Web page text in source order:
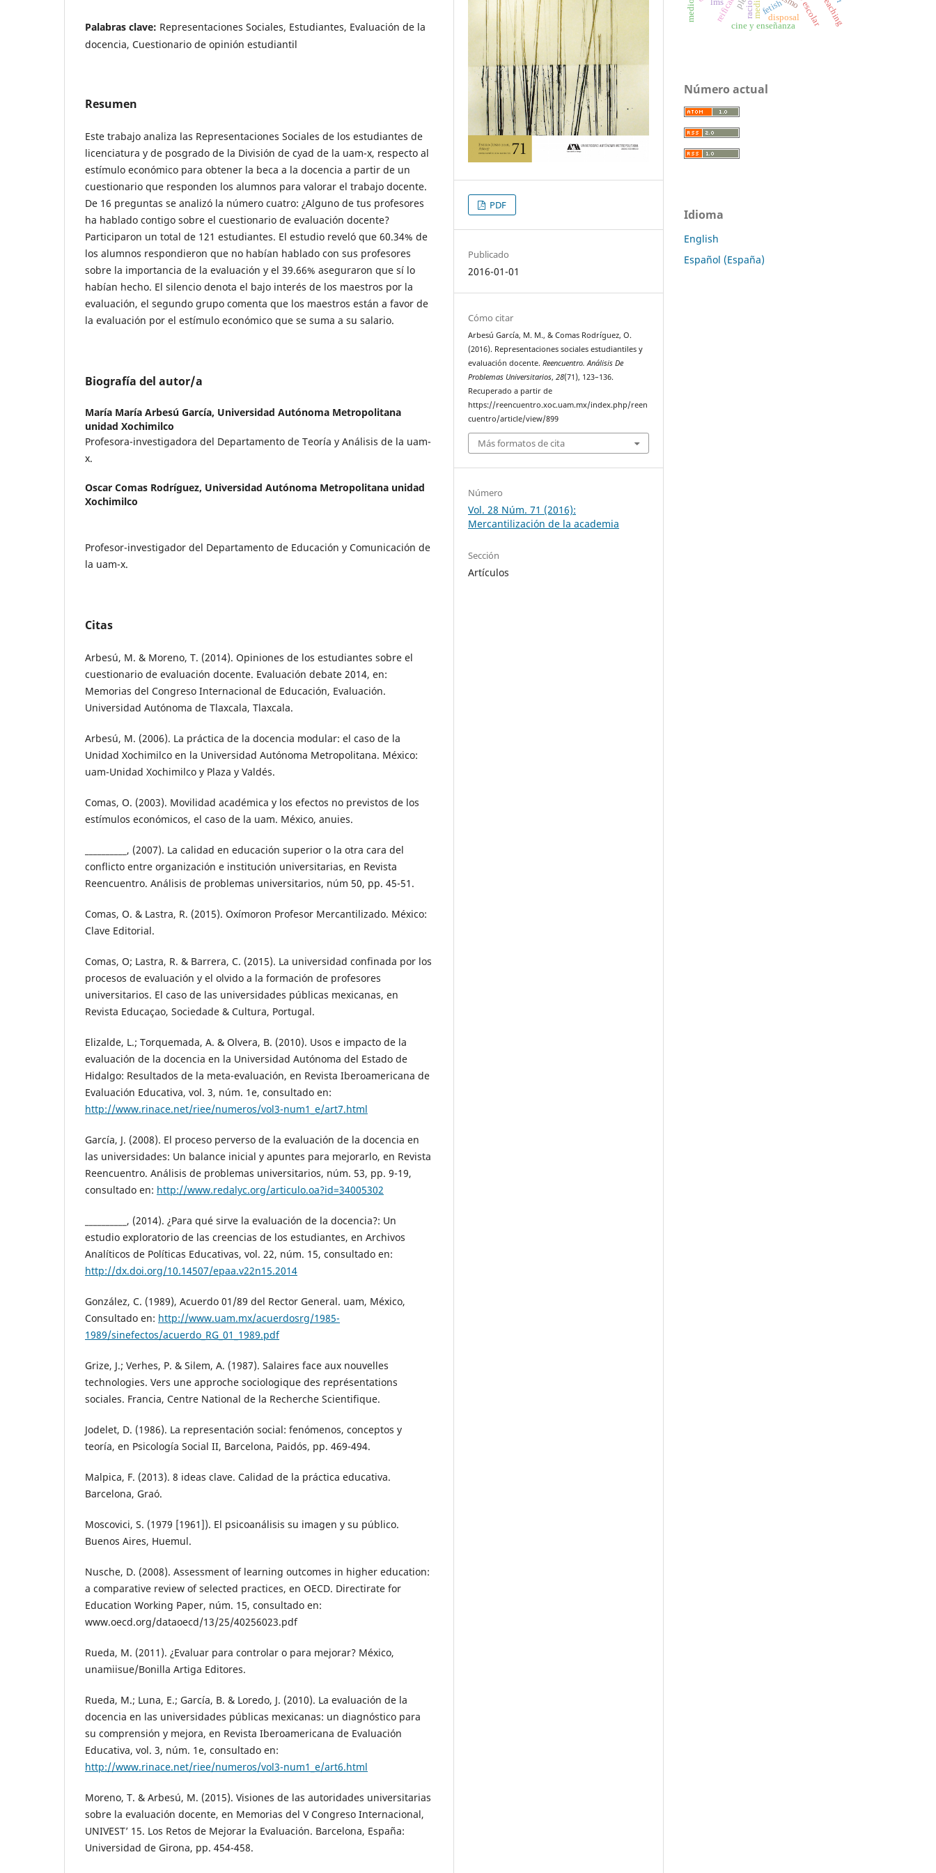
Palabras clave: Representaciones Sociales, Estudiantes, Evaluación de la
docencia, Cuestionario de opinión estudiantil
Resumen
Este trabajo analiza las Representaciones Sociales de los estudiantes de
licenciatura y de posgrado de la División de cyad de la uam-x, respecto al
estímulo económico para obtener la beca a la docencia a partir de un
cuestionario que responden los alumnos para valorar el trabajo docente.
De 16 preguntas se analizó la número cuatro: ¿Alguno de tus profesores
ha hablado contigo sobre el cuestionario de evaluación docente?
Participaron un total de 121 estudiantes. El estudio reveló que 60.34% de
los alumnos respondieron que no habían hablado con sus profesores
sobre la importancia de la evaluación y el 39.66% aseguraron que sí lo
habían hecho. El silencio denota el bajo interés de los maestros por la
evaluación, el segundo grupo comenta que los maestros están a favor de
la evaluación por el estímulo económico que se suma a su salario.
Biografía del autor/a
María María Arbesú García, Universidad Autónoma Metropolitana
unidad Xochimilco
Profesora-investigadora del Departamento de Teoría y Análisis de la uam-
x.
Oscar Comas Rodríguez, Universidad Autónoma Metropolitana unidad
Xochimilco
Profesor-investigador del Departamento de Educación y Comunicación de
la uam-x.
Citas
Arbesú, M. & Moreno, T. (2014). Opiniones de los estudiantes sobre el
cuestionario de evaluación docente. Evaluación debate 2014, en:
Memorias del Congreso Internacional de Educación, Evaluación.
Universidad Autónoma de Tlaxcala, Tlaxcala.
Arbesú, M. (2006). La práctica de la docencia modular: el caso de la
Unidad Xochimilco en la Universidad Autónoma Metropolitana. México:
uam-Unidad Xochimilco y Plaza y Valdés.
Comas, O. (2003). Movilidad académica y los efectos no previstos de los
estímulos económicos, el caso de la uam. México, anuies.
__________, (2007). La calidad en educación superior o la otra cara del
conflicto entre organización e institución universitarias, en Revista
Reencuentro. Análisis de problemas universitarios, núm 50, pp. 45-51.
Comas, O. & Lastra, R. (2015). Oxímoron Profesor Mercantilizado. México:
Clave Editorial.
Comas, O; Lastra, R. & Barrera, C. (2015). La universidad confinada por los
procesos de evaluación y el olvido a la formación de profesores
universitarios. El caso de las universidades públicas mexicanas, en
Revista Educaçao, Sociedade & Cultura, Portugal.
Elizalde, L.; Torquemada, A. & Olvera, B. (2010). Usos e impacto de la
evaluación de la docencia en la Universidad Autónoma del Estado de
Hidalgo: Resultados de la meta-evaluación, en Revista Iberoamericana de
Evaluación Educativa, vol. 3, núm. 1e, consultado en:
http://www.rinace.net/riee/numeros/vol3-num1_e/art7.html
García, J. (2008). El proceso perverso de la evaluación de la docencia en
las universidades: Un balance inicial y apuntes para mejorarlo, en Revista
Reencuentro. Análisis de problemas universitarios, núm. 53, pp. 9-19,
consultado en: http://www.redalyc.org/articulo.oa?id=34005302
__________, (2014). ¿Para qué sirve la evaluación de la docencia?: Un
estudio exploratorio de las creencias de los estudiantes, en Archivos
Analíticos de Políticas Educativas, vol. 22, núm. 15, consultado en:
http://dx.doi.org/10.14507/epaa.v22n15.2014
González, C. (1989), Acuerdo 01/89 del Rector General. uam, México,
Consultado en: http://www.uam.mx/acuerdosrg/1985-
1989/sinefectos/acuerdo_RG_01_1989.pdf
Grize, J.; Verhes, P. & Silem, A. (1987). Salaires face aux nouvelles
technologies. Vers une approche sociologique des représentations
sociales. Francia, Centre National de la Recherche Scientifique.
Jodelet, D. (1986). La representación social: fenómenos, conceptos y
teoría, en Psicología Social II, Barcelona, Paidós, pp. 469-494.
Malpica, F. (2013). 8 ideas clave. Calidad de la práctica educativa.
Barcelona, Graó.
Moscovici, S. (1979 [1961]). El psicoanálisis su imagen y su público.
Buenos Aires, Huemul.
Nusche, D. (2008). Assessment of learning outcomes in higher education:
a comparative review of selected practices, en OECD. Directirate for
Education Working Paper, núm. 15, consultado en:
www.oecd.org/dataoecd/13/25/40256023.pdf
Rueda, M. (2011). ¿Evaluar para controlar o para mejorar? México,
unamiisue/Bonilla Artiga Editores.
Rueda, M.; Luna, E.; García, B. & Loredo, J. (2010). La evaluación de la
docencia en las universidades públicas mexicanas: un diagnóstico para
su comprensión y mejora, en Revista Iberoamericana de Evaluación
Educativa, vol. 3, núm. 1e, consultado en:
http://www.rinace.net/riee/numeros/vol3-num1_e/art6.html
Moreno, T. & Arbesú, M. (2015). Visiones de las autoridades universitarias
sobre la evaluación docente, en Memorias del V Congreso Internacional,
UNIVEST’ 15. Los Retos de Mejorar la Evaluación. Barcelona, España:
Universidad de Girona, pp. 454-458.
PDF
Publicado
2016-01-01
Cómo citar
Arbesú García, M. M., & Comas Rodríguez, O.
(2016). Representaciones sociales estudiantiles y
evaluación docente.Reencuentro. Análisis De
Problemas Universitarios,28(71), 123–136.
Recuperado a partir de
https://reencuentro.xoc.uam.mx/index.php/reen
cuentro/article/view/899
Más formatos de cita
Número
Vol. 28 Núm. 71 (2016):
Mercantilización de la academia
Sección
Artículos
fetish
disposal
media
cine y enseñanza
Número actual
Idioma
English
Español (España)